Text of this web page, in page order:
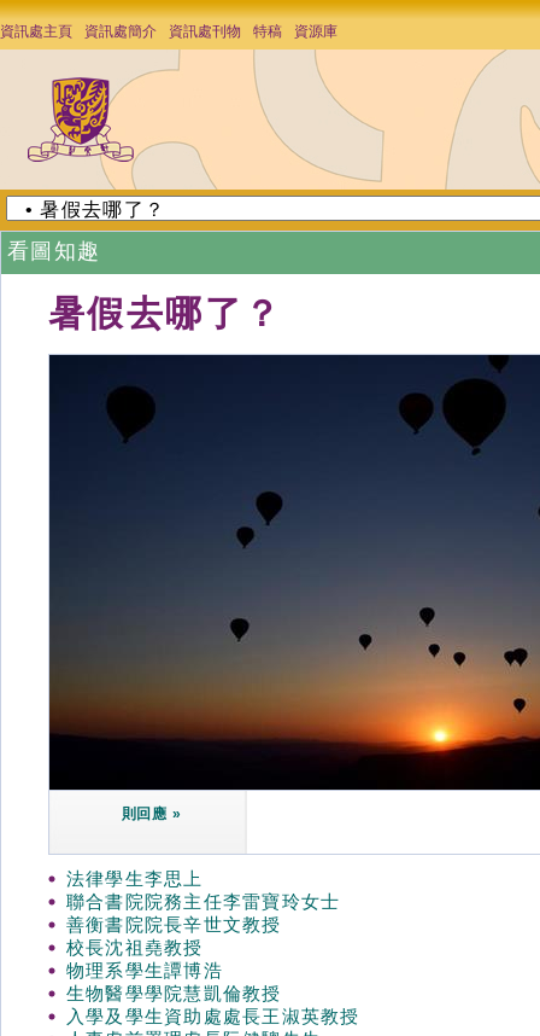
資訊處主頁 資訊處簡介 資訊處刊物 特稿 資源庫
看圖知趣
暑假去哪了？
則回應 »
法律學生李思上
聯合書院院務主任李雷寶玲女士
善衡書院院長辛世文教授
校長沈祖堯教授
物理系學生譚博浩
生物醫學學院慧凱倫教授
入學及學生資助處處長王淑英教授